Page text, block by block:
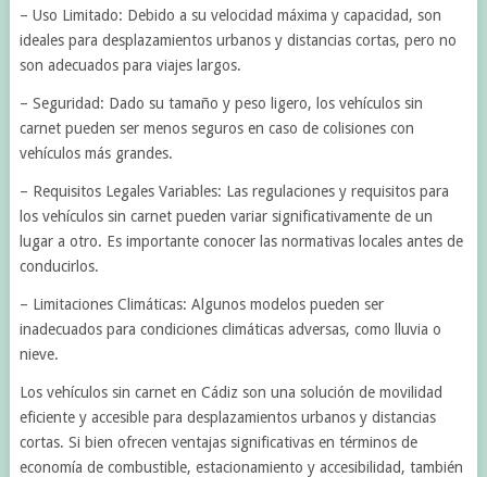
– Uso Limitado: Debido a su velocidad máxima y capacidad, son
ideales para desplazamientos urbanos y distancias cortas, pero no
son adecuados para viajes largos.
– Seguridad: Dado su tamaño y peso ligero, los vehículos sin
carnet pueden ser menos seguros en caso de colisiones con
vehículos más grandes.
– Requisitos Legales Variables: Las regulaciones y requisitos para
los vehículos sin carnet pueden variar significativamente de un
lugar a otro. Es importante conocer las normativas locales antes de
conducirlos.
– Limitaciones Climáticas: Algunos modelos pueden ser
inadecuados para condiciones climáticas adversas, como lluvia o
nieve.
Los vehículos sin carnet en Cádiz son una solución de movilidad
eficiente y accesible para desplazamientos urbanos y distancias
cortas. Si bien ofrecen ventajas significativas en términos de
economía de combustible, estacionamiento y accesibilidad, también